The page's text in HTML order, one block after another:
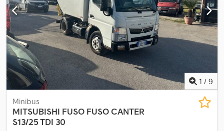
jusqu'à 16h00 ! Autres informations : Leasing/financement et
reprise possibles ! Sous réserve d’erreurs et de vente
intermédiaire ! Toutes les informations sont sans garantie.
Dcedoxvpbtjpfx Akwjk
1 / 9
Minibus
MITSUBISHI FUSO FUSO CANTER
S13/25 TDI 30